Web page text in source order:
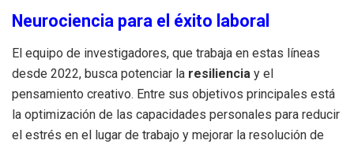
Neurociencia para el éxito laboral
El equipo de investigadores, que trabaja en estas líneas
desde 2022, busca potenciar la resiliencia y el
pensamiento creativo. Entre sus objetivos principales está
la optimización de las capacidades personales para reducir
el estrés en el lugar de trabajo y mejorar la resolución de